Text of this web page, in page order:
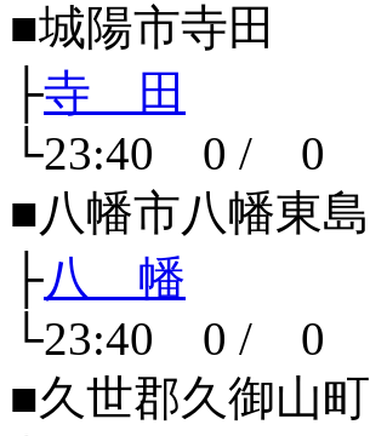
■城陽市寺田
├寺 田
└23:40 0 / 0
■八幡市八幡東島
├八 幡
└23:40 0 / 0
■久世郡久御山町